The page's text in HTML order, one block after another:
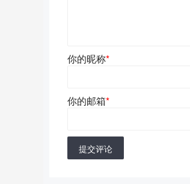
你的昵称*
你的邮箱*
提交评论